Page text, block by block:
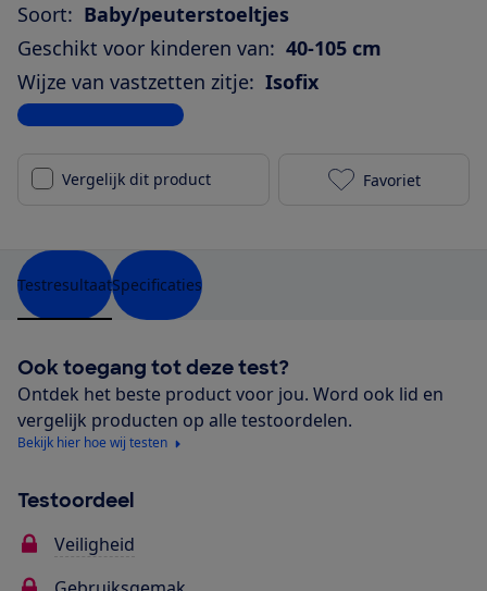
Soort: Baby/peuterstoeltjes
Geschikt voor kinderen van: 40-105 cm
Wijze van vastzetten zitje: Isofix
Bekijk alle specificaties
Vergelijk dit product Migo
Favoriet
TestresultaatSpecificaties
Ook toegang tot deze test?
Ontdek het beste product voor jou. Word ook lid en
vergelijk producten op alle testoordelen.
Bekijk hier hoe wij testen
Testoordeel
Veiligheid